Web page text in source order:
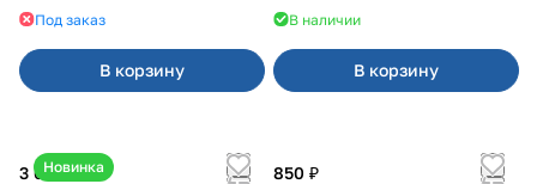
Под заказ
В корзину
В наличии
В корзину
Новинка
3 600 ₽
850 ₽